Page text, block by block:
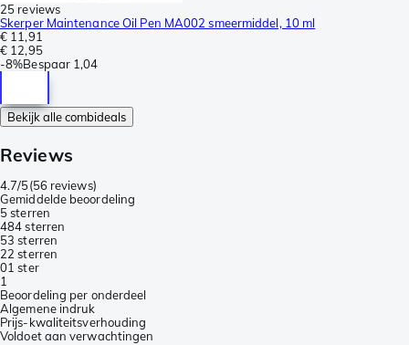
25 reviews
Skerper Maintenance Oil Pen MA002 smeermiddel, 10 ml
€ 11,91
€ 12,95
-8%Bespaar 1,04
Bekijk alle combideals
Reviews
4.7/5(56 reviews)
Gemiddelde beoordeling
5 sterren
484 sterren
53 sterren
22 sterren
01 ster
1
Beoordeling per onderdeel
Algemene indruk
Prijs-kwaliteitsverhouding
Voldoet aan verwachtingen